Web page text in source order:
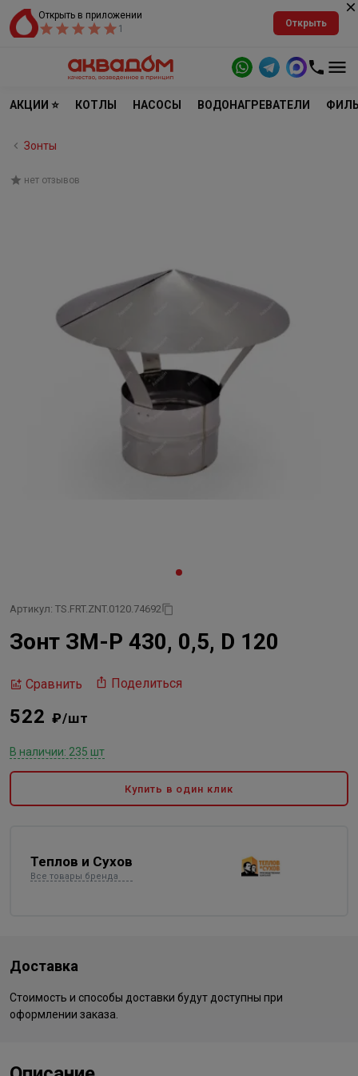
Открыть в приложении
1
Открыть
АКЦИИ ⭐ КОТЛЫ НАСОСЫ ВОДОНАГРЕВАТЕЛИ
Зонты
нет отзывов
Артикул: TS.FRT.ZNT.0120.74692
Зонт ЗМ-Р 430, 0,5, D 120
Сравнить Поделиться
522 ₽/шт
В наличии: 235 шт
Купить в один клик
Теплов и Сухов
Все товары бренда
Доставка
Стоимость и способы доставки будут доступны при
оформлении заказа.